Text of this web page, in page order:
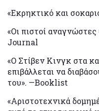
«Εκρηκτικό και
«Οι πιστοί
Journal
«Ο Στίβεν Κινγκ στα
επιβάλλεται να
του». —Booklist
«Αριστοτεχνικά